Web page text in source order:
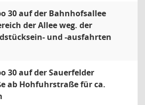
30 auf der Bahnhofsallee
der Allee weg. der
und -ausfahrten
30 auf der Sauerfelder
ab Hohfuhrstraße für ca.